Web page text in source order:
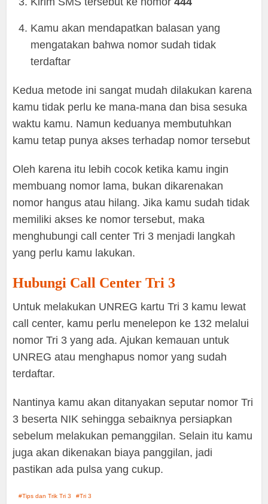
Kamu akan mendapatkan balasan yang
mengatakan bahwa nomor sudah tidak
terdaftar
Kedua metode ini sangat mudah dilakukan karena
kamu tidak perlu ke mana-mana dan bisa sesuka
waktu kamu. Namun keduanya membutuhkan
kamu tetap punya akses terhadap nomor tersebut
Oleh karena itu lebih cocok ketika kamu ingin
membuang nomor lama, bukan dikarenakan
nomor hangus atau hilang. Jika kamu sudah tidak
memiliki akses ke nomor tersebut, maka
menghubungi call center Tri 3 menjadi langkah
yang perlu kamu lakukan.
Hubungi Call Center Tri 3
Untuk melakukan UNREG kartu Tri 3 kamu lewat
call center, kamu perlu menelepon ke 132 melalui
nomor Tri 3 yang ada. Ajukan kemauan untuk
UNREG atau menghapus nomor yang sudah
terdaftar.
Nantinya kamu akan ditanyakan seputar nomor Tri
3 beserta NIK sehingga sebaiknya persiapkan
sebelum melakukan pemanggilan. Selain itu kamu
juga akan dikenakan biaya panggilan, jadi
pastikan ada pulsa yang cukup.
Tips dan Trik Tri 3 Tri 3